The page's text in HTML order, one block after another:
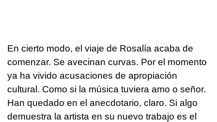
En cierto modo, el viaje de Rosalía acaba de
comenzar. Se avecinan curvas. Por el momento
ya ha vivido acusaciones de apropiación
cultural. Como si la música tuviera amo o señor.
Han quedado en el anecdotario, claro. Si algo
demuestra la artista en su nuevo trabajo es el